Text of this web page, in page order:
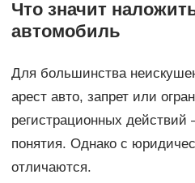
Что значит
автомобиль
Для большинства
арест авто, запрет или
регистрационных
понятия. Однако с
отличаются.